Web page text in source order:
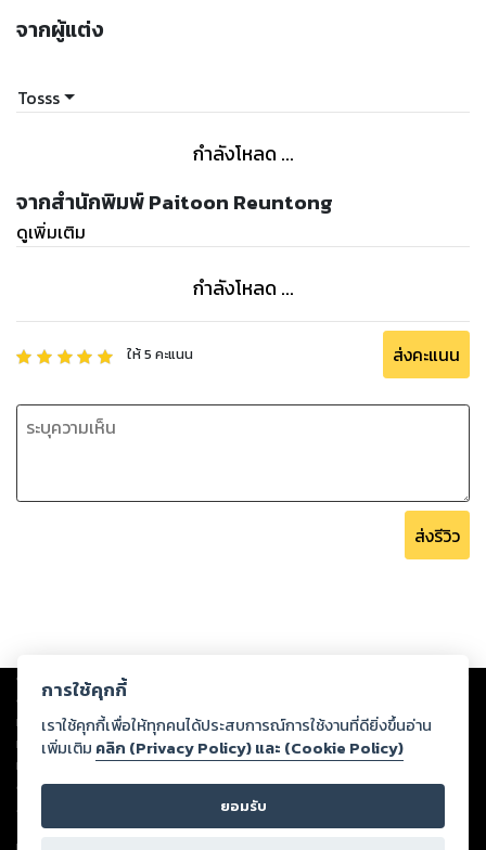
เป็นครั้งแรกที่เขาได้ความเคยชินในความมืด ได้เห็นความเป็นชาย
ยกนิ้วเกรดเอซะที่ไหน มือกำลังบี้บดส่งแรงและแรงเข้าใส่ติ่งเหนือ
แก้มห้อเลือดแดงกํ่าพอแล้ว เสียวมากเกินกว่าจะทนแล้ว เธอไม่
ต้องความเสียวซ่านใกล้ว่า จะเสร็จอยู่คนเดียว จับเอามือทั้งสอง
ของเขามาจิกใส่สะโพก ใช้มือส่งแรงยก และตอกลง ให้เขาต้องเป็น
ฝ่ายนํ้าแตกซะก่อน
หลังจากจากนั้นการตอกกระหนํ่า แทงกันด้วยแรงหมดทั้งร่าง มือ
ของเขานี่แหละ มีแรงเท่าไหร่ 2มือนี้ยกขึ้น ตอกลง ให้หมดให้สิ้น ให้
หัวใจวายคาการรีดเค้นของยวงเนื้อกันเลย
จากผู้แต่ง
Tosss
กำลังโหลด ...
จากสำนักพิมพ์ Paitoon Reuntong
ดูเพิ่มเติม
กำลังโหลด ...
ให้5 คะแนน ส่งคะแนน
ส่งรีวิว
Copyright © 2026
ต่อผลงานหรือเนื้อหาใดที่อัปโหลดผ่านเว็บไซต์และปรากฏว่าละเมิดสิทธิใน
ทรัพย์สินทางปัญญาของบุคคลอื่นหรือขัดต่อกฎหมายและศีลธรรม ดังนั้น ผู้อ่าน
ทุกท่านโปรดใช้วิจารณญาณในการกลั่นกรองด้วยตนเอง และหากท่านพบว่าส่วน
หนึ่งส่วนใดขัดต่อกฎหมายและศีลธรรม กรุณาแจ้งมายังบริษัท เพื่อทีมงานจะได้
ดำเนินการในทันที ทั้งนี้ ทางสตอรี่ล็อกขอสงวนลิขสิทธิ์ตามพระราชบัญญัติ
ลิขสิทธิ์ พ.ศ. 2537 (ฉบับล่าสุด)
การใช้คุกกี้
เราใช้คุกกี้เพื่อให้ทุกคนได้ประสบการณ์การใช้งานที่ดียิ่งขึ้นอ่าน
เพิ่มเติม คลิก (Privacy Policy) และ (Cookie Policy)
ยอมรับ